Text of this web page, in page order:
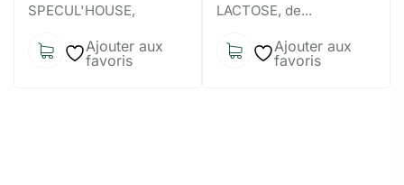
SPECUL'HOUSE,
Ajouter aux
favoris
LACTOSE, de...
Ajouter aux
favoris